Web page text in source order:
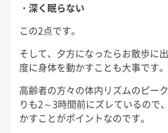
・深く眠らない
この2点です。
そして、夕方になったらお散歩に
度に身体を動かすことも大事です。
高齢者の方々の体内リズムのピー
りも2～3時間前にズレているので
かすことがポイントなのです。